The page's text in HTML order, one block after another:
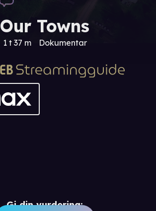
Our Towns
1 t 37 m Dokumentar
Gi din vurdering: